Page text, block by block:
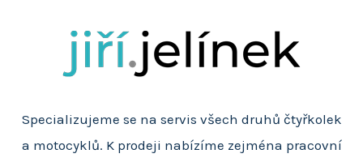
Specializujeme se na servis všech druhů čtyřkolek
a motocyklů. K prodeji nabízíme zejména pracovní